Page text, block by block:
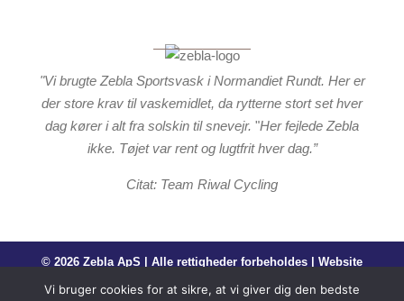
"Vi brugte Zebla Sportsvask i Normandiet Rundt. Her er
der store krav til vaskemidlet, da rytterne stort set hver
dag kører i alt fra solskin til snevejr. "Her fejlede Zebla
ikke. Tøjet var rent og lugtfrit hver dag.”
Citat: Team Riwal Cycling
© 2026 Zebla ApS | Alle rettigheder forbeholdes | Website
byCBGdesign.dk
Vi bruger cookies for at sikre, at vi giver dig den bedste